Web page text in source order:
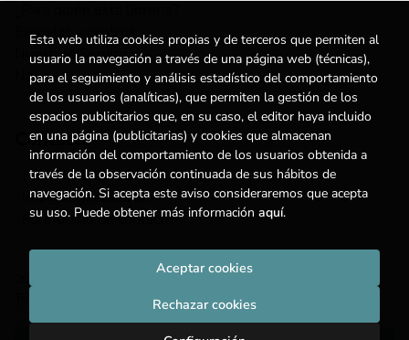
Escuelas y centros
Nuestros Servicios
Noticias
Contacto
(+34) 615 55 96 54
info@degestalt.com
Formulario de contacto
2026 ©
. Todos los Derechos Reservados |
Esta web utiliza cookies propias y de terceros que permiten al
usuario la navegación a través de una página web (técnicas),
para el seguimiento y análisis estadístico del comportamiento
de los usuarios (analíticas), que permiten la gestión de los
espacios publicitarios que, en su caso, el editor haya incluido
en una página (publicitarias) y cookies que almacenan
información del comportamiento de los usuarios obtenida a
través de la observación continuada de sus hábitos de
navegación. Si acepta este aviso consideraremos que acepta
su uso. Puede obtener más información aquí.
Rechazar cookies
Aceptar cookies